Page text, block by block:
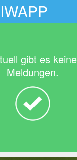
gibt es keine
Meldungen.